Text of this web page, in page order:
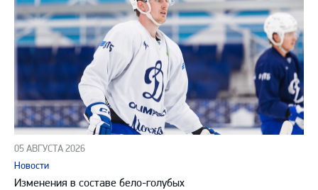
05 АВГУСТА 2026
Новости
Изменения в составе бело-голубых